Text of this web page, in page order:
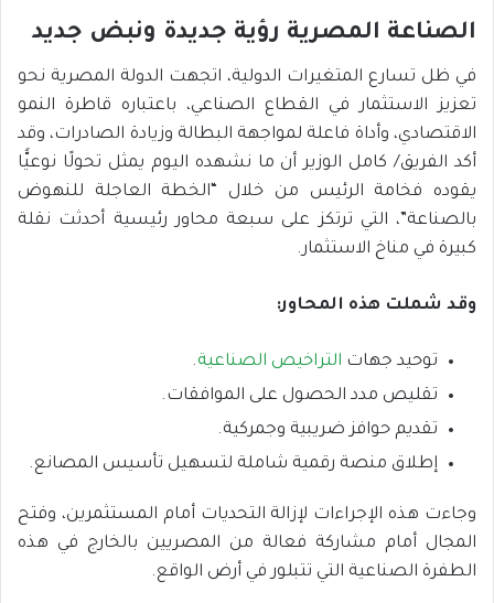
الصناعة المصرية رؤية جديدة ونبض جديد
في ظل تسارع المتغيرات الدولية، اتجهت الدولة المصرية نحو
تعزيز الاستثمار في القطاع الصناعي، باعتباره قاطرة النمو
الاقتصادي، وأداة فاعلة لمواجهة البطالة وزيادة الصادرات، وقد
أكد الفريق/ كامل الوزير أن ما نشهده اليوم يمثل تحولًا نوعيًّا
يقوده فخامة الرئيس من خلال “الخطة العاجلة للنهوض
بالصناعة”، التي ترتكز على سبعة محاور رئيسية أحدثت نقلة
كبيرة في مناخ الاستثمار.
وقد شملت هذه المحاور:
توحيد جهات التراخيص الصناعية.
تقليص مدد الحصول على الموافقات.
تقديم حوافز ضريبية وجمركية.
إطلاق منصة رقمية شاملة لتسهيل تأسيس المصانع.
وجاءت هذه الإجراءات لإزالة التحديات أمام المستثمرين، وفتح
المجال أمام مشاركة فعالة من المصريين بالخارج في هذه
الطفرة الصناعية التي تتبلور في أرض الواقع.